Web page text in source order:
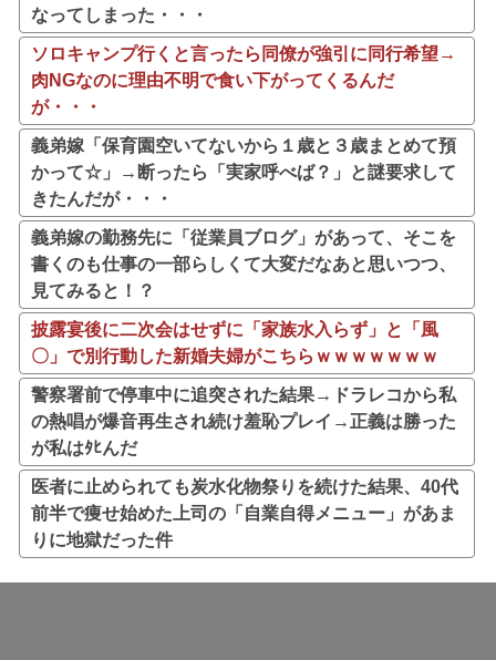
なってしまった・・・
ソロキャンプ行くと言ったら同僚が強引に同行希望→
肉NGなのに理由不明で食い下がってくるんだ
が・・・
義弟嫁「保育園空いてないから１歳と３歳まとめて預
かって☆」→断ったら「実家呼べば？」と謎要求して
きたんだが・・・
義弟嫁の勤務先に「従業員ブログ」があって、そこを
書くのも仕事の一部らしくて大変だなあと思いつつ、
見てみると！？
披露宴後に二次会はせずに「家族水入らず」と「風
〇」で別行動した新婚夫婦がこちらｗｗｗｗｗｗｗ
警察署前で停車中に追突された結果→ドラレコから私
の熱唱が爆音再生され続け羞恥プレイ→正義は勝った
が私はﾀﾋんだ
医者に止められても炭水化物祭りを続けた結果、40代
前半で痩せ始めた上司の「自業自得メニュー」があま
りに地獄だった件